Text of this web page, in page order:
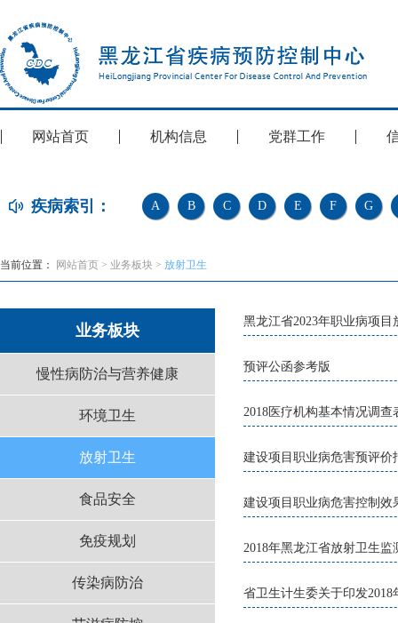
网站首页 机构信息 党群工作
疾病索引： A B C D E F G
当前位置： 网站首页 > 业务板块 > 放射卫生
业务板块
慢性病防治与营养健康
环境卫生
放射卫生
食品安全
免疫规划
传染病防治
黑龙江省2023年职业病项
预评公函参考版
2018医疗机构基本情况调查
建设项目职业病危害预评价
建设项目职业病危害控制效
2018年黑龙江省放射卫生监
省卫生计生委关于印发